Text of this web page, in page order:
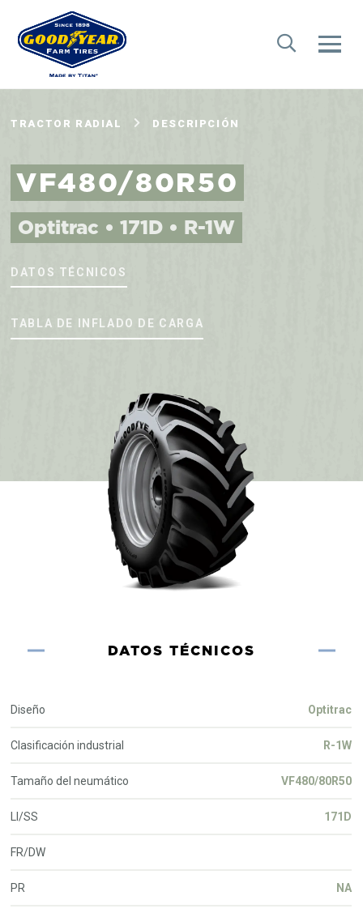
TRACTOR RADIAL DESCRIPCIÓN
VF480/80R50
Optitrac • 171D • R-1W
DATOS TÉCNICOS
TABLA DE INFLADO DE CARGA
DATOS TÉCNICOS
Diseño Optitrac
Clasificación industrial R-1W
Tamaño del neumático VF480/80R50
LI/SS 171D
FR/DW
PR NA